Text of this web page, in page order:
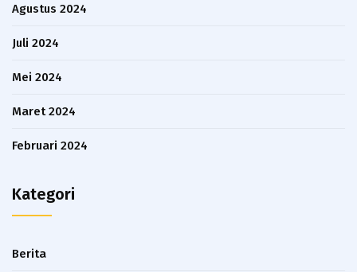
Agustus 2024
Juli 2024
Mei 2024
Maret 2024
Februari 2024
Kategori
Berita